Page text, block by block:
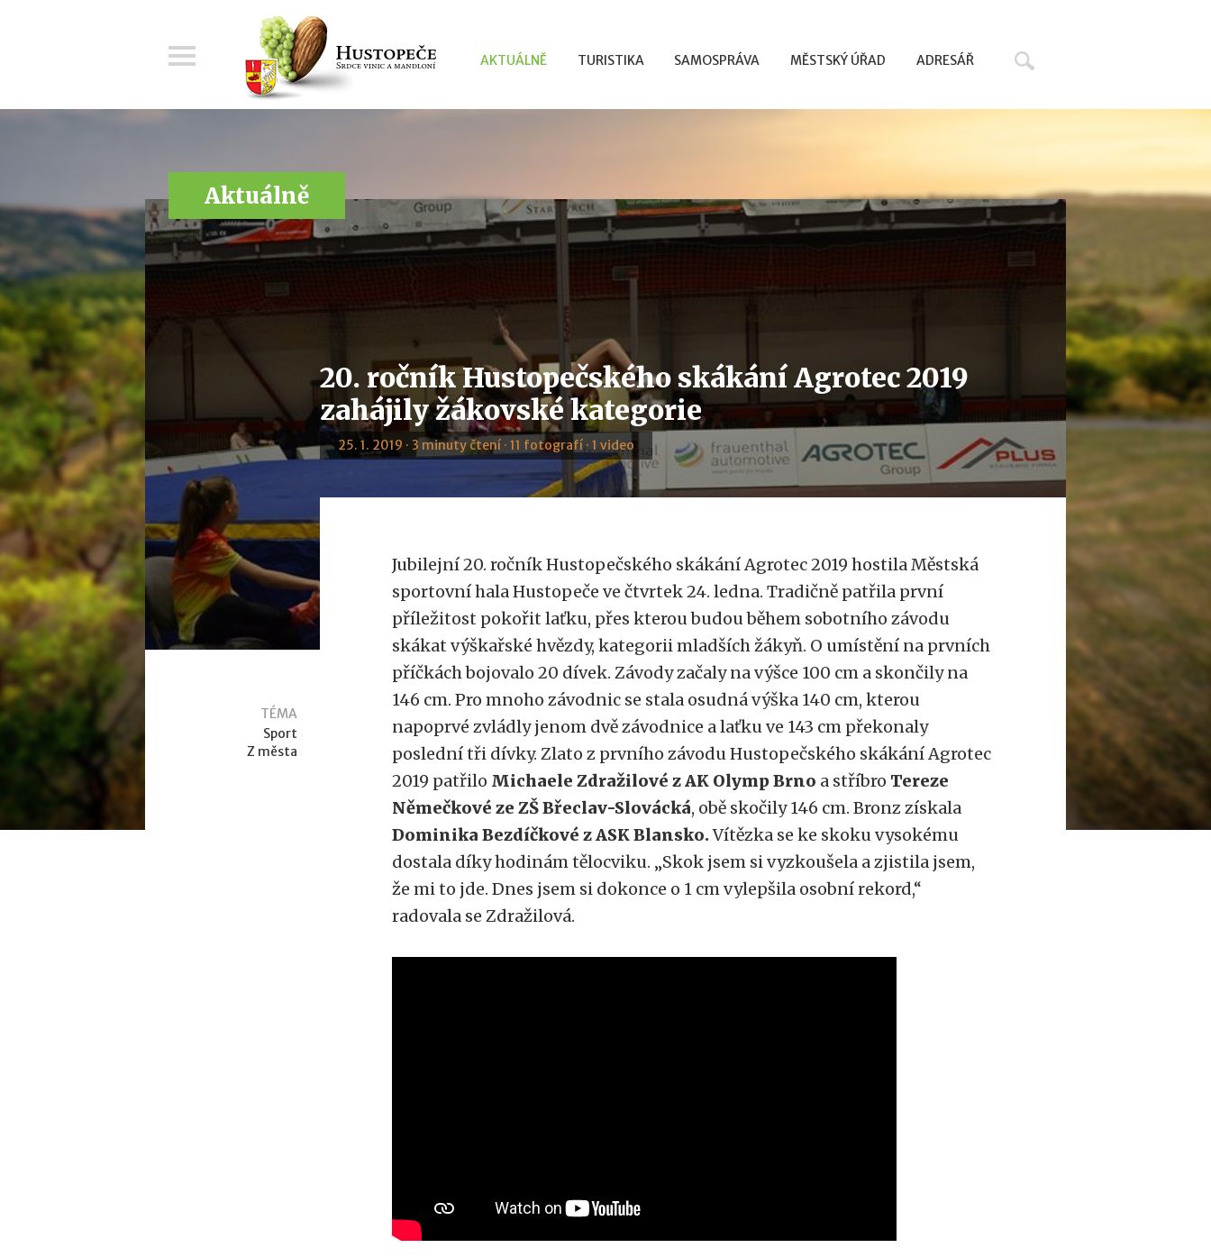
AKTUÁLNĚ TURISTIKA SAMOSPRÁVA MĚSTSKÝ ÚŘAD ADRESÁŘ
Aktuálně
20. ročník Hustopečského skákání Agrotec 2019
zahájily žákovské kategorie
25. 1. 2019 · 3 minuty čtení · 11 fotografí · 1 video
TÉMA
Sport
Z města
Jubilejní 20. ročník Hustopečského skákání Agrotec 2019 hostila Městská
sportovní hala Hustopeče ve čtvrtek 24. ledna. Tradičně patřila první
příležitost pokořit laťku, přes kterou budou během sobotního závodu
skákat výškařské hvězdy, kategorii mladších žákyň. O umístění na prvních
příčkách bojovalo 20 dívek. Závody začaly na výšce 100 cm a skončily na
146 cm. Pro mnoho závodnic se stala osudná výška 140 cm, kterou
napoprvé zvládly jenom dvě závodnice a laťku ve 143 cm překonaly
poslední tři dívky. Zlato z prvního závodu Hustopečského skákání Agrotec
2019 patřilo Michaele Zdražilové z AK Olymp Brno a stříbro Tereze
Němečkové ze ZŠ Břeclav-Slovácká, obě skočily 146 cm. Bronz získala
Dominika Bezdíčkové z ASK Blansko.Vítězka se ke skoku vysokému
dostala díky hodinám tělocviku. „Skok jsem si vyzkoušela a zjistila jsem,
že mi to jde. Dnes jsem si dokonce o 1 cm vylepšila osobní rekord,“
radovala se Zdražilová.